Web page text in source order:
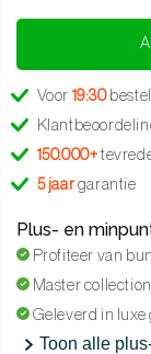
Voor 19:30
150.000+
5 jaar garantie
Plus- en
Profiteer van
Master
Geleverd in luxe
Toon alle